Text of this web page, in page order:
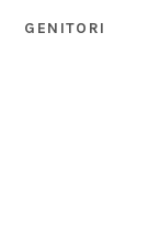
GENITORI